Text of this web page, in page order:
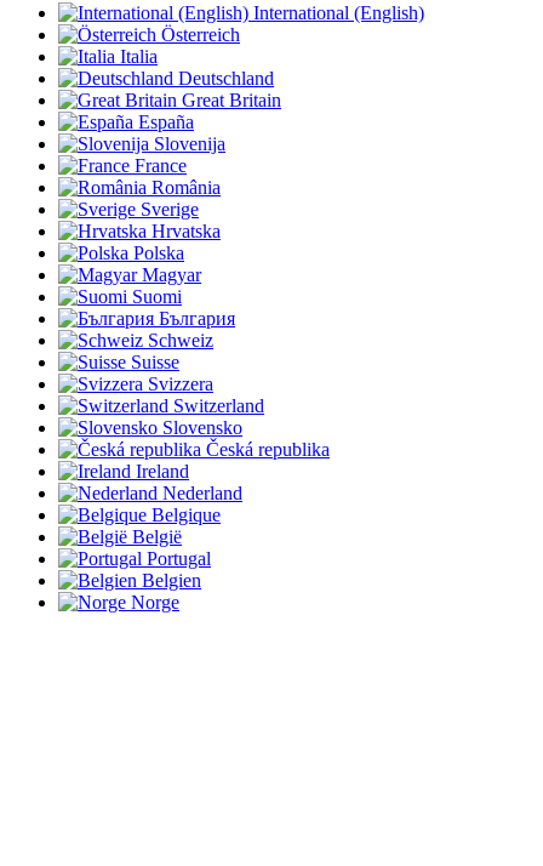
International (English)
Österreich
Italia
Deutschland
Great Britain
España
Slovenija
France
România
Sverige
Hrvatska
Polska
Magyar
Suomi
България
Schweiz
Suisse
Svizzera
Switzerland
Slovensko
Česká republika
Ireland
Nederland
Belgique
België
Portugal
Belgien
Norge